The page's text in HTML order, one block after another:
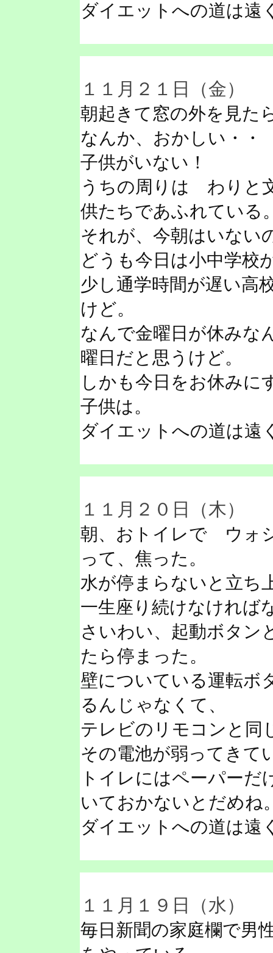
ダイエットへの道は遠
１１月２１日（金）
朝起きて窓の外を見た
なんか、おかしい・
子供がいない！
うちの周りは わりと
供たちであふれている
それが、今朝はいない
どうも今日は小中学校
少し通学時間が遅い高
けど。
なんで金曜日が休み
曜日だと思うけど。
しかも今日をお休みに
子供は。
ダイエットへの道は遠
１１月２０日（木）
朝、おトイレで ウォ
って、焦った。
水が停まらないと立ち
一生座り続けなければ
さいわい、起動ボタン
たら停まった。
壁についている運転
るんじゃなくて、
テレビのリモコンと同
その電池が弱ってきて
トイレにはペーパーだ
いておかないとだめね
ダイエットへの道は遠
１１月１９日（水）
毎日新聞の家庭欄で男